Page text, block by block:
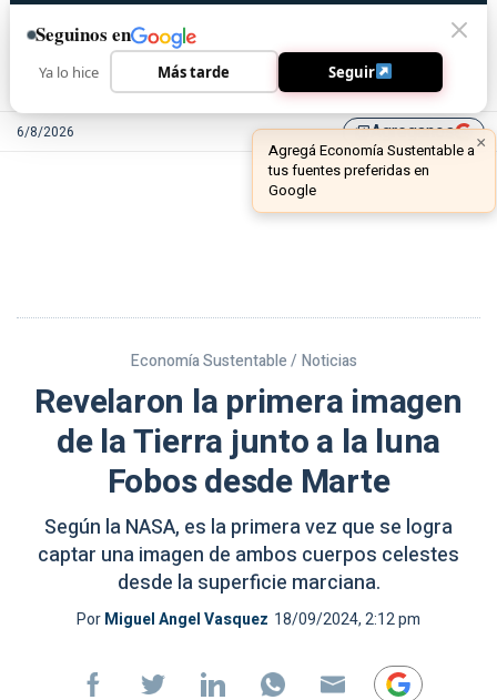
6/8/2026 library_addAgreganos
Economía Sustentable / Noticias
Revelaron la primera imagen
de la Tierra junto a la luna
Fobos desde Marte
Según la NASA, es la primera vez que se logra
captar una imagen de ambos cuerpos celestes
desde la superficie marciana.
PorMiguel Angel Vasquez 18/09/2024, 2:12 pm
Seguinos en
Ya lo hice Más tarde Seguir